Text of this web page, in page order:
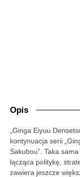
Opis
„Ginga Eiyuu
kontynuacja serii
Sakubou”. Taka
łącząca politykę,
zawiera jeszcze